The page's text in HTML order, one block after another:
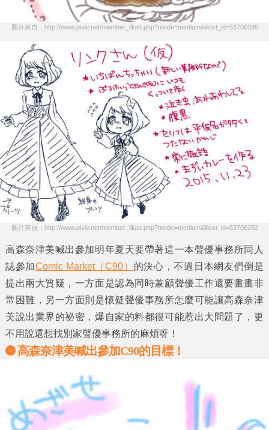
圖片來自：http://www.pixiv.net/member_illust.php?mode=medium&illust_id=53706395
圖片來自：http://www.pixiv.net/member_illust.php?mode=medium&illust_id=53706252
高森奈津美喊出參加明年夏天要帶著這一本聲優事務所同人
誌參加Comic Market（C90） 的決心，不過日本網友們倒是
提出兩大質疑，一方面是認為同時兼顧聲優工作還要畫畫非
常困難，另一方面則是懷疑聲優事務所怎麼可能讓高森奈津
美說出業界的祕密，爆自家的料都很可能惹出大問題了，更
不用說還想找別家聲優事務所的麻煩呀！
高森奈津美喊出參加C90的目標！